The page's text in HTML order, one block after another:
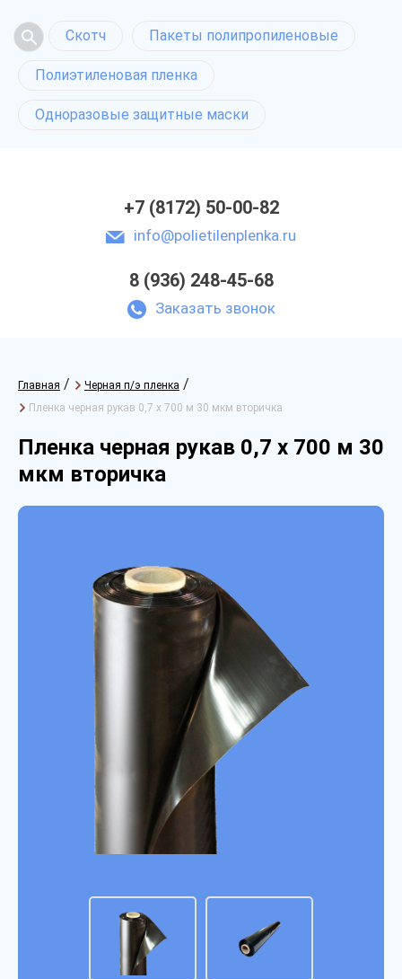
Скотч Пакеты полипропиленовые
Полиэтиленовая пленка
Одноразовые защитные маски
+7 (8172) 50-00-82
info@polietilenplenka.ru
8 (936) 248-45-68
Заказать звонок
Главная / Черная п/э пленка /
Пленка черная рукав 0,7 х 700 м 30 мкм вторичка
Пленка черная рукав 0,7 х 700 м 30
мкм вторичка